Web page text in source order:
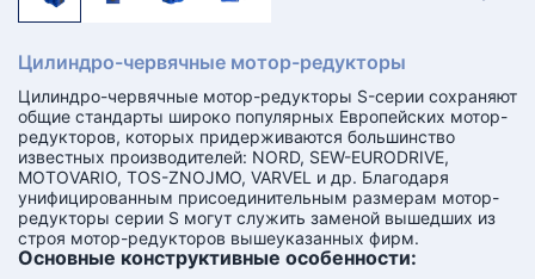
Цилиндро-червячные мотор-редукторы
Цилиндро-червячные мотор-редукторы S-серии сохраняют
общие стандарты широко популярных Европейских мотор-
редукторов, которых придерживаются большинство
известных производителей: NORD, SEW-EURODRIVE,
MOTOVARIO, TOS-ZNOJMO, VARVEL и др. Благодаря
унифицированным присоединительным размерам мотор-
редукторы серии S могут служить заменой вышедших из
строя мотор-редукторов вышеуказанных фирм.
Основные конструктивные особенности: